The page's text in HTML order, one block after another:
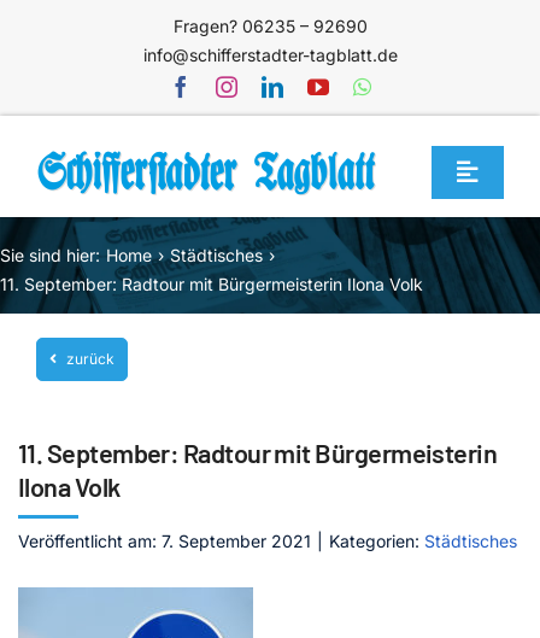
Fragen? 06235 – 92690
info@schifferstadter-tagblatt.de
Toggle
Home
Themen
Blog
Unternehmen
Mediathek
Jetzt abonnieren
Sie sind hier: Home
Städtisches
11. September: Radtour mit Bürgermeisterin Ilona Volk
zurück
11. September: Radtour mit Bürgermeisterin
Ilona Volk
Veröffentlicht am: 7. September 2021 Kategorien: Städtisches